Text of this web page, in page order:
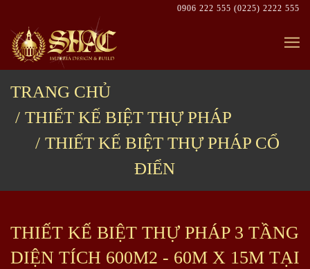
content
0906 222 555 (0225) 2222 555
TRANG CHỦ
THIẾT KẾ BIỆT THỰ PHÁP
THIẾT KẾ BIỆT THỰ PHÁP CỔ
ĐIỂN
THIẾT KẾ BIỆT THỰ PHÁP 3 TẦNG
DIỆN TÍCH 600M2 - 60M X 15M TẠI